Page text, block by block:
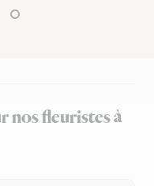
nos fleuristes à